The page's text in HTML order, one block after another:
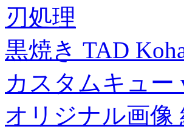
刃処理
黒焼き TAD
カスタムキュー
オリジナル画像